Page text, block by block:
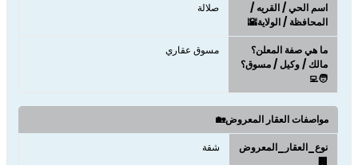
اسم الحي / القريه /
المحافظة / الولاية🌇
صلالة
ما هي صفة المعلن؟
مالك / وكيل / مسوق؟
🧑‍💻
مسوق عقاري
مواصفات العقار المعروض🏡
نوع_العقار_المعروض
🏢
شقة